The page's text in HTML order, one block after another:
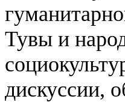
Тувы и
дискуссии,